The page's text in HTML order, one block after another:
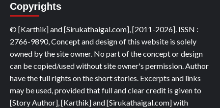
Copyrights
© [Karthik] and [Sirukathaigal.com], [2011-2026]. ISSN :
2766-9890, Concept and design of this website is solely
owned by the site owner. No part of the concept or design
can be copied/used without site owner's permission. Author
have the full rights on the short stories. Excerpts and links
may be used, provided that full and clear credit is given to
[Story Author], [Karthik] and [Sirukathaigal.com] with